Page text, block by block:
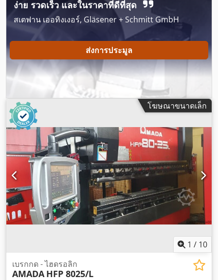
ง่าย รวดเร็ว และในราคาที่ดีที่สุด
สเตฟาน เออทิงเงอร์, Gläsener + Schmitt GmbH
ส่งการประมูล
โฆษณาขนาดเล็ก
1 / 10
เบรกกด - ไฮดรอลิก
AMADA HFP 8025/L